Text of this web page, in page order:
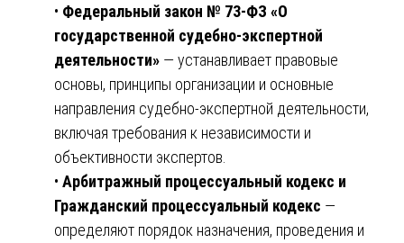
• Федеральный закон № 73-ФЗ «О
государственной судебно-экспертной
деятельности» — устанавливает правовые
основы, принципы организации и основные
направления судебно-экспертной деятельности,
включая требования к независимости и
объективности экспертов.
• Арбитражный процессуальный кодекс и
Гражданский процессуальный кодекс —
определяют порядок назначения, проведения и